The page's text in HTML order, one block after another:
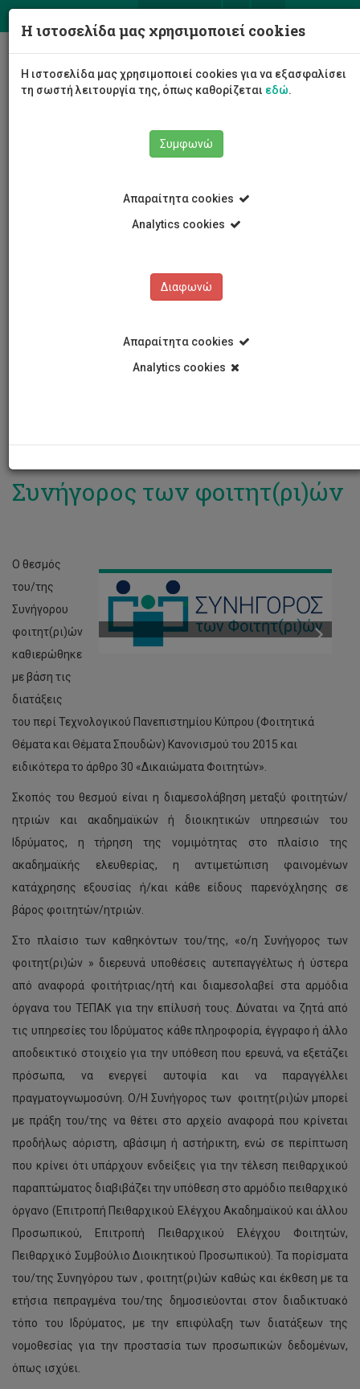
ΕΞΕΤΑΣΗ ΠΕΡΙΠΤΩΣΕΩΝ
ΚΑΝΟΝΙΣΜΟΙ/ΝΟΜΟΘΕΣΙΑ
ΘΕΣΜΙΚΕΣ ΑΠΟΦΑΣΕΙΣ
ΥΠΟΒΟΛΗ ΑΙΤΗΜΑΤΟΣ
Συνήγορος των φοιτητ(ρι)ών
Ο θεσμός
του/της
Συνήγορου
φοιτητ(ρι)ών
καθιερώθηκε
με βάση τις
διατάξεις
του περί Τεχνολογικού Πανεπιστημίου Κύπρου (Φοιτητικά
Θέματα και Θέματα Σπουδών) Κανονισμού του 2015 και
ειδικότερα το άρθρο 30 «Δικαιώματα Φοιτητών».
Σκοπός του θεσμού είναι η διαμεσολάβηση μεταξύ φοιτητών/
ητριών και ακαδημαϊκών ή διοικητικών υπηρεσιών του
Ιδρύματος, η τήρηση της νομιμότητας στο πλαίσιο της
ακαδημαϊκής ελευθερίας, η αντιμετώπιση φαινομένων
κατάχρησης εξουσίας ή/και κάθε είδους παρενόχλησης σε
βάρος φοιτητών/ητριών.
Στο πλαίσιο των καθηκόντων του/της, «ο/η Συνήγορος των
φοιτητ(ρι)ών » διερευνά υποθέσεις αυτεπαγγέλτως ή ύστερα
από αναφορά φοιτήτριας/ητή και διαμεσολαβεί στα αρμόδια
όργανα του ΤΕΠΑΚ για την επίλυσή τους. Δύναται να ζητά από
τις υπηρεσίες του Ιδρύματος κάθε πληροφορία, έγγραφο ή άλλο
αποδεικτικό στοιχείο για την υπόθεση που ερευνά, να εξετάζει
πρόσωπα, να ενεργεί αυτοψία και να παραγγέλλει
πραγματογνωμοσύνη. Ο/Η Συνήγορος των φοιτητ(ρι)ών μπορεί
με πράξη του/της να θέτει στο αρχείο αναφορά που κρίνεται
προδήλως αόριστη, αβάσιμη ή αστήρικτη, ενώ σε περίπτωση
που κρίνει ότι υπάρχουν ενδείξεις για την τέλεση πειθαρχικού
παραπτώματος διαβιβάζει την υπόθεση στο αρμόδιο πειθαρχικό
όργανο (Επιτροπή Πειθαρχικού Ελέγχου Ακαδημαϊκού και άλλου
Προσωπικού, Επιτροπή Πειθαρχικού Ελέγχου Φοιτητών,
Πειθαρχικό Συμβούλιο Διοικητικού Προσωπικού). Τα πορίσματα
του/της Συνηγόρου των , φοιτητ(ρι)ών καθώς και έκθεση με τα
ετήσια πεπραγμένα του/της δημοσιεύονται στον διαδικτυακό
τόπο του Ιδρύματος, με την επιφύλαξη των διατάξεων της
νομοθεσίας για την προστασία των προσωπικών δεδομένων,
όπως ισχύει.
Η ιστοσελίδα μας χρησιμοποιεί cookies
Η ιστοσελίδα μας χρησιμοποιεί cookies για να εξασφαλίσει
τη σωστή λειτουργία της, όπως καθορίζεται εδώ.
Συμφωνώ
Απαραίτητα cookies
Analytics cookies
Διαφωνώ
Απαραίτητα cookies
Analytics cookies